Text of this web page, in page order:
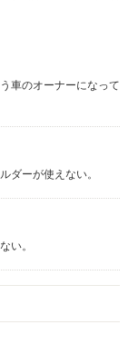
車のオーナーになって
ダーが使えない。
い。